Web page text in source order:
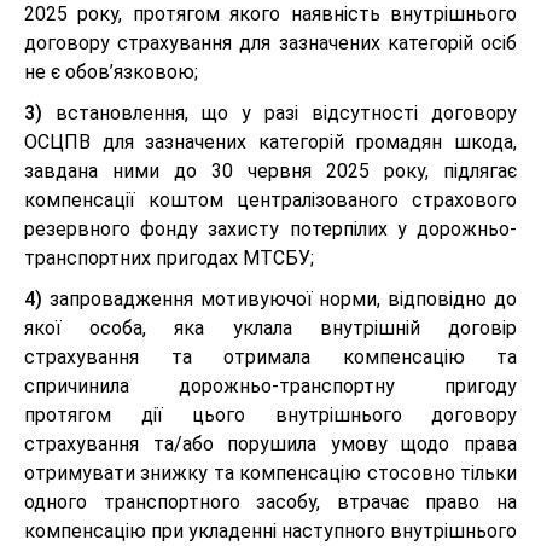
2025 року, протягом якого наявність внутрішнього
договору страхування для зазначених категорій осіб
не є обов’язковою;
3) встановлення, що у разі відсутності договору
ОСЦПВ для зазначених категорій громадян шкода,
завдана ними до 30 червня 2025 року, підлягає
компенсації коштом централізованого страхового
резервного фонду захисту потерпілих у дорожньо-
транспортних пригодах МТСБУ;
4) запровадження мотивуючої норми, відповідно до
якої особа, яка уклала внутрішній договір
страхування та отримала компенсацію та
спричинила дорожньо-транспортну пригоду
протягом дії цього внутрішнього договору
страхування та/або порушила умову щодо права
отримувати знижку та компенсацію стосовно тільки
одного транспортного засобу, втрачає право на
компенсацію при укладенні наступного внутрішнього